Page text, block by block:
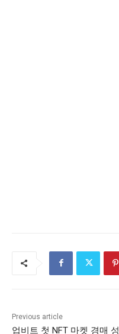
Previous article
업비트 첫 NFT 마켓 경매 성